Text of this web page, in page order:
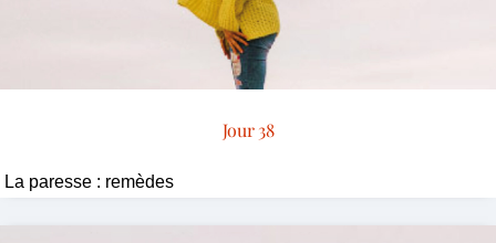
Jour 38
La paresse : remèdes